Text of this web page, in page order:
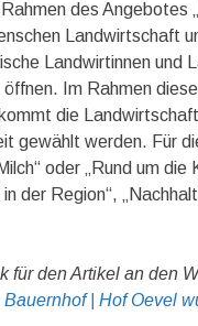
des
Landwirtschaft
Landwirtinnen
öffnen. Im Rahmen
kommt die
gewählt werden. Für
oder „Rund um
in der Region“,
für den Artikel an den
| Hof Oevel